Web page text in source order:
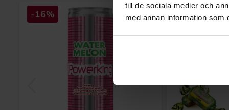
till de sociala medier och
med annan information som
-16%